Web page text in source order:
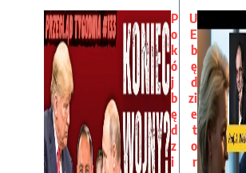
P
o
k
ó
j
b
ę
d
z
i
U
E
b
ę
d
zi
e
t
o
r